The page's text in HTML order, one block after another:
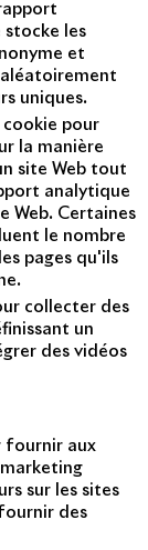
stocke les
et
uniques.
pour
la manière
site Web tout
analytique
Web. Certaines
le nombre
pages qu'ils
collecter des
un
des vidéos
fournir aux
sur les sites
des